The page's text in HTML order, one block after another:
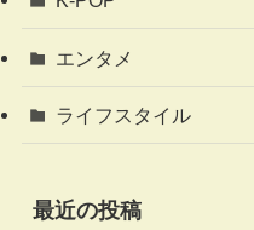
エンタメ
ライフスタイル
最近の投稿